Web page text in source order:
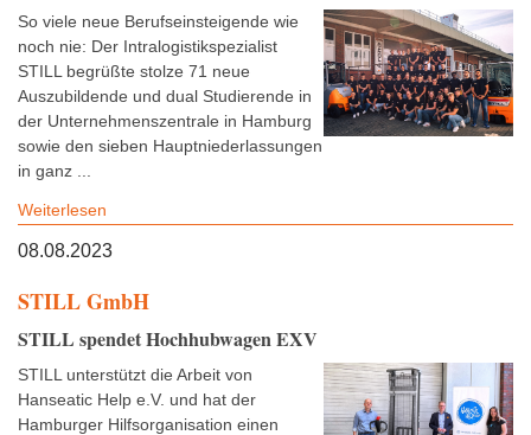
So viele neue Berufseinsteigende wie
noch nie: Der Intralogistikspezialist
STILL begrüßte stolze 71 neue
Auszubildende und dual Studierende in
der Unternehmenszentrale in Hamburg
sowie den sieben Hauptniederlassungen
in ganz ...
Weiterlesen
08.08.2023
STILL GmbH
STILL spendet Hochhubwagen EXV
STILL unterstützt die Arbeit von
Hanseatic Help e.V. und hat der
Hamburger Hilfsorganisation einen